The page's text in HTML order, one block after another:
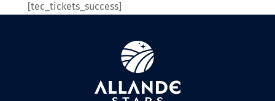
[tec_tickets_success]